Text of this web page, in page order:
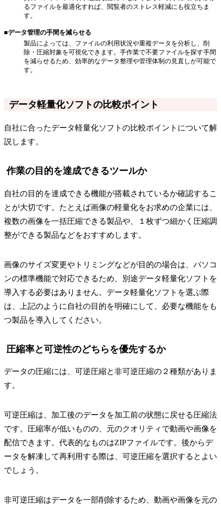
るファイルを最適化すれば、閲覧者のストレス軽減にも役立ちま
す。
■データ管理の手間を減らせる
製品によっては、ファイルの利用状況や重複データを分析し、削
除・圧縮対象を可視化できます。手作業で不要ファイルを探す手間
を減らせるため、効率的なデータ整理や管理体制の見直しが可能で
す。
データ軽量化ソフトの比較ポイント
自社に合ったデータ軽量化ソフトの比較ポイントについて解
説します。
作業の目的を達成できるツールか
自社の目的を達成できる機能が搭載されているか確認するこ
とが大切です。たとえば画像の軽量化をお求めの企業には、
複数の画像を一括圧縮できる製品や、１枚ずつ細かく圧縮調
整ができる製品などをおすすめします。
画像のサイズ変更やトリミングなどが目的の場合は、パソコ
ンの標準機能で対応できるため、別途データ軽量化ソフトを
導入する必要はありません。データ軽量化ソフトを選ぶ際
は、上記のように自社の目的を明確にして、必要な機能をも
つ製品を導入してください。
圧縮率と可逆性のどちらを優先するか
データの圧縮には、可逆圧縮と非可逆圧縮の２種類がありま
す。
可逆圧縮は、加工後のデータを加工前の状態に戻せる圧縮法
です。圧縮率が低いものの、元のクオリティで動画や画像を
配信できます。代表的なものはZIPファイルです。後からデ
ータを解凍して再利用する際は、可逆圧縮を選択するとよい
でしょう。
非可逆圧縮はデータを一部削除するため、動画や画像を元の